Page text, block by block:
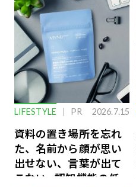
LIFESTYLE PR 2026.7.15
資料の置き場所を忘れ
た、名前から顔が思い
出せない、言葉が出て
こない…認知機能の低